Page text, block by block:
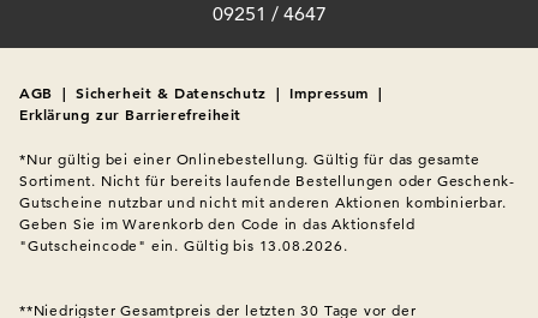
09251 / 4647
AGB | Sicherheit & Datenschutz | Impressum |
Erklärung zur Barrierefreiheit
*Nur gültig bei einer Onlinebestellung. Gültig für das gesamte
Sortiment. Nicht für bereits laufende Bestellungen oder Geschenk-
Gutscheine nutzbar und nicht mit anderen Aktionen kombinierbar.
Geben Sie im Warenkorb den Code in das Aktionsfeld
"Gutscheincode" ein. Gültig bis 13.08.2026.
**Niedrigster Gesamtpreis der letzten 30 Tage vor der